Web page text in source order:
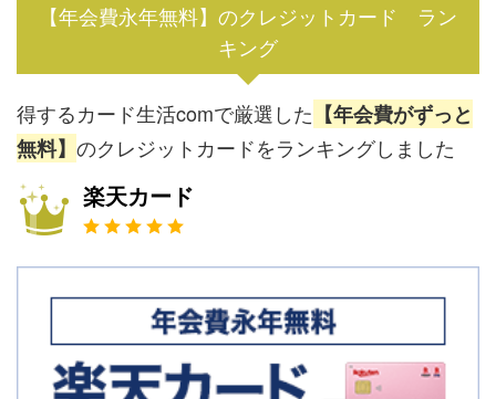
【年会費永年無料】のクレジットカード ラン
キング
得するカード生活comで厳選した 【年会費がずっと
無料】 のクレジットカードをランキングしました
楽天カード